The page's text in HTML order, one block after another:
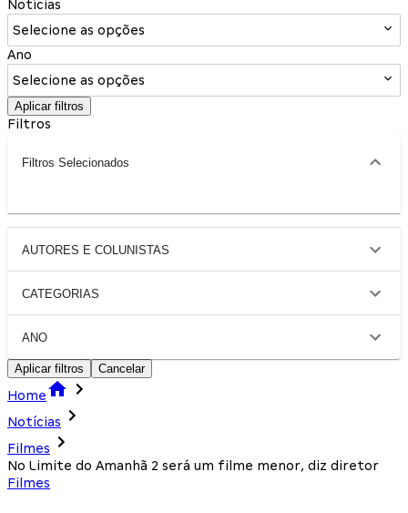
Notícias
Selecione as opções
Ano
Selecione as opções
Aplicar filtros
Filtros
Filtros Selecionados
AUTORES E COLUNISTAS
CATEGORIAS
ANO
Aplicar filtros Cancelar
Home
Notícias
Filmes
No Limite do Amanhã 2 será um filme menor, diz diretor
Filmes